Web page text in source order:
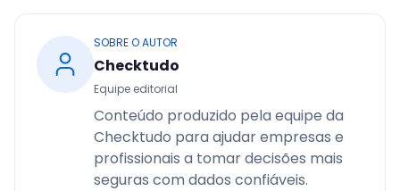
SOBRE O AUTOR
Checktudo
Equipe editorial
Conteúdo produzido pela equipe da
Checktudo para ajudar empresas e
profissionais a tomar decisões mais
seguras com dados confiáveis.